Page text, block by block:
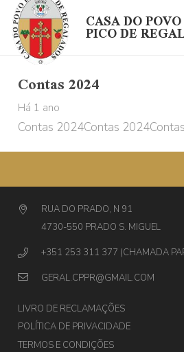
CASA DO
PICO DE
Contas 2024
Há 1 ano
Contas 2024Contas
RUA DO PRADO, N 91
4730-550 PRADO S. MIGUEL
+351 253 311 377 (CHAMADA
GERAL.CPPR@GMAIL.COM
LIVRO DE RECLAMAÇÕES
POLÍTICA DE PRIVACIDADE
TERMOS E CONDIÇÕES